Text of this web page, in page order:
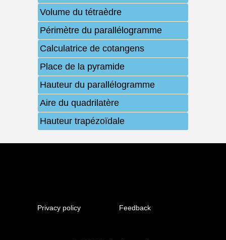
Volume du tétraèdre
Périmètre du parallélogramme
Calculatrice de cotangens
Place de la pyramide
Hauteur du parallélogramme
Aire du quadrilatère
Hauteur trapézoïdale
Privacy policy Feedback